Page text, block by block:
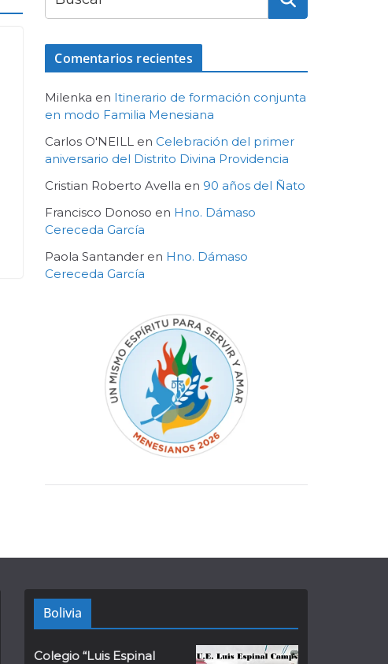
Comentarios recientes
Milenka en Itinerario de formación conjunta
en modo Familia Menesiana
Carlos O'NEILL en Celebración del primer
aniversario del Distrito Divina Providencia
Cristian Roberto Avella en 90 años del Ñato
Francisco Donoso en Hno. Dámaso
Cereceda García
Paola Santander en Hno. Dámaso
Cereceda García
Bolivia
Colegio “Luis Espinal